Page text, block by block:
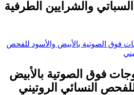
والشرايين الطرفية
فوق الصوتية بالأبيض
النسائي الروتيني